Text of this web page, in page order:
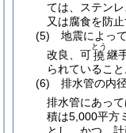
ては、ステン
又は腐食を防
(5)
地震によっ
改良、可撓
とう
継
られていること
(6)
排水管の内
排水管にあっ
積は5,000平方